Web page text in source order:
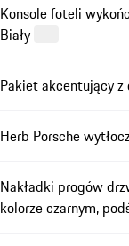
Konsole foteli
Biały
Pakiet akcentujący
Herb Porsche
Nakładki progów
kolorze czarnym,